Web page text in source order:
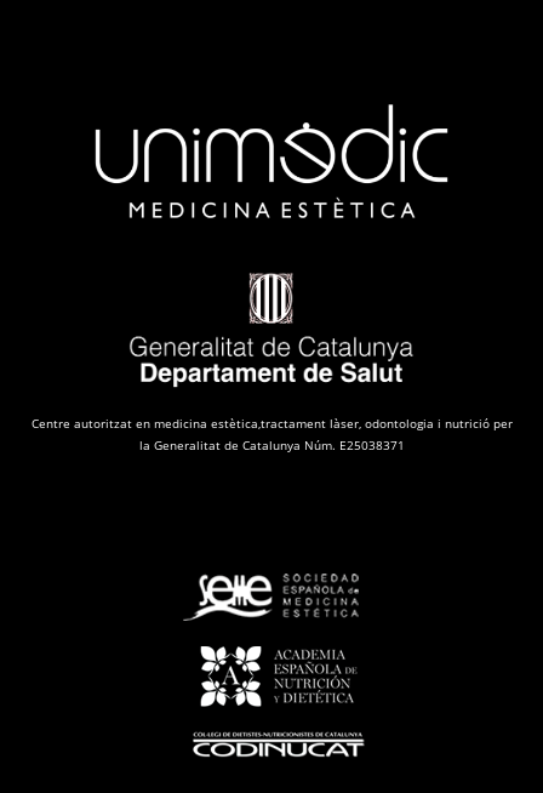
Centre autoritzat en medicina estètica,tractament làser, odontologia i nutrició per
la Generalitat de Catalunya Núm. E25038371